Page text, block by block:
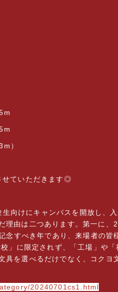
）
せていただきます◎
向けにキャンパスを開放し、
理由は二つあります。第一に、
念すべき年であり、来場者の皆
」に限定されず、「工場」や
を選べるだけでなく、コクヨ
20240701cs1.html